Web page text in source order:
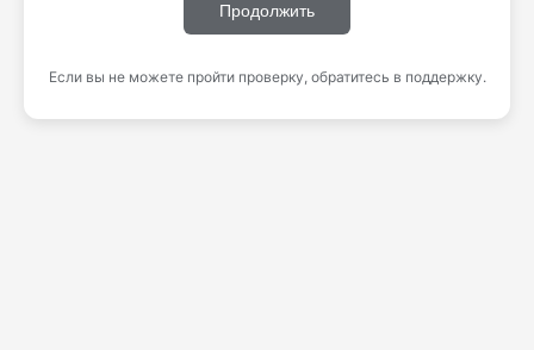
Продолжить
Если вы не можете пройти проверку, обратитесь в поддержку.